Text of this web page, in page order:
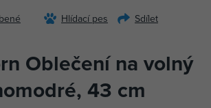
Hlídací pes Sdílet
Oblečení na volný
43 cm